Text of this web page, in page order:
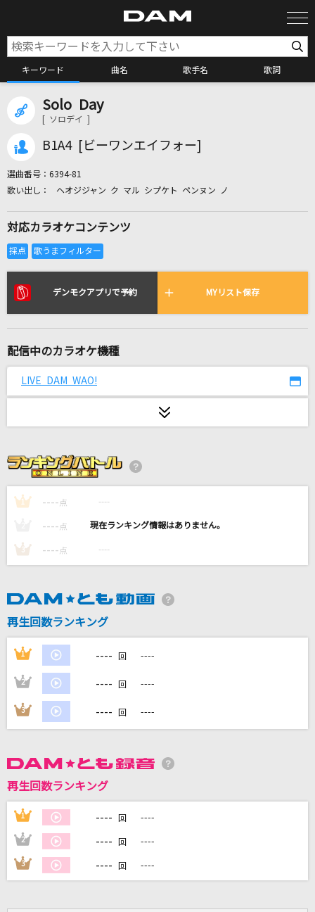
キーワード 曲名 歌手名 歌詞
カラオケ店舗検索
リアルタイムで歌われている曲の一覧
Little Glee Monster
[生音]無法松の一生<度胸千両入り>
GReeeeN
海と山椒魚
oath sign
LiSA
[生音]曼珠沙華
山口百恵
裸足の女神(LIVE Ver.)
B'z
TEST ME
ちゃんみな
[生音]TSUNAMI
サザンオールスターズ
[生音]私の夏
森高千里
もっと見る
DAMの新曲・ランキングなど
Solo Day
[ ソロデイ ]
B1A4 [ビーワンエイフォー]
選曲番号： 6394-81
ヘオジジャン ク マル シプケト ペンヌン ノ
対応カラオケコンテンツ
デンモクアプリで予約 MYリスト保存
配信中のカラオケ機種
LIVE DAM WAO!
1 ---- 点 ----
---- 点 ----
3 ---- 点 ----
再生回数ランキング
1 ---- 回 ----
2 ---- 回 ----
3 ---- 回 ----
再生回数ランキング
1 ---- 回 ----
2 ---- 回 ----
3 ---- 回 ----